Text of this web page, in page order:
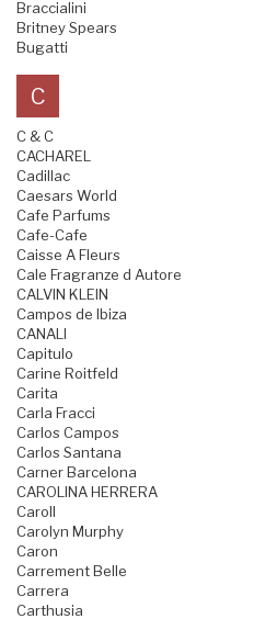
Braccialini
Britney Spears
Bugatti
C
C & C
CACHAREL
Cadillac
Caesars World
Cafe Parfums
Cafe-Cafe
Caisse A Fleurs
Cale Fragranze d Autore
CALVIN KLEIN
Campos de Ibiza
CANALI
Capitulo
Carine Roitfeld
Carita
Carla Fracci
Carlos Campos
Carlos Santana
Carner Barcelona
CAROLINA HERRERA
Caroll
Carolyn Murphy
Caron
Carrement Belle
Carrera
Carthusia